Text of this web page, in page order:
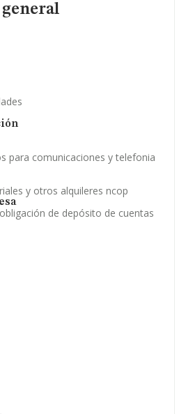
para comunicaciones y telefonia
y otros alquileres ncop
de depósito de cuentas